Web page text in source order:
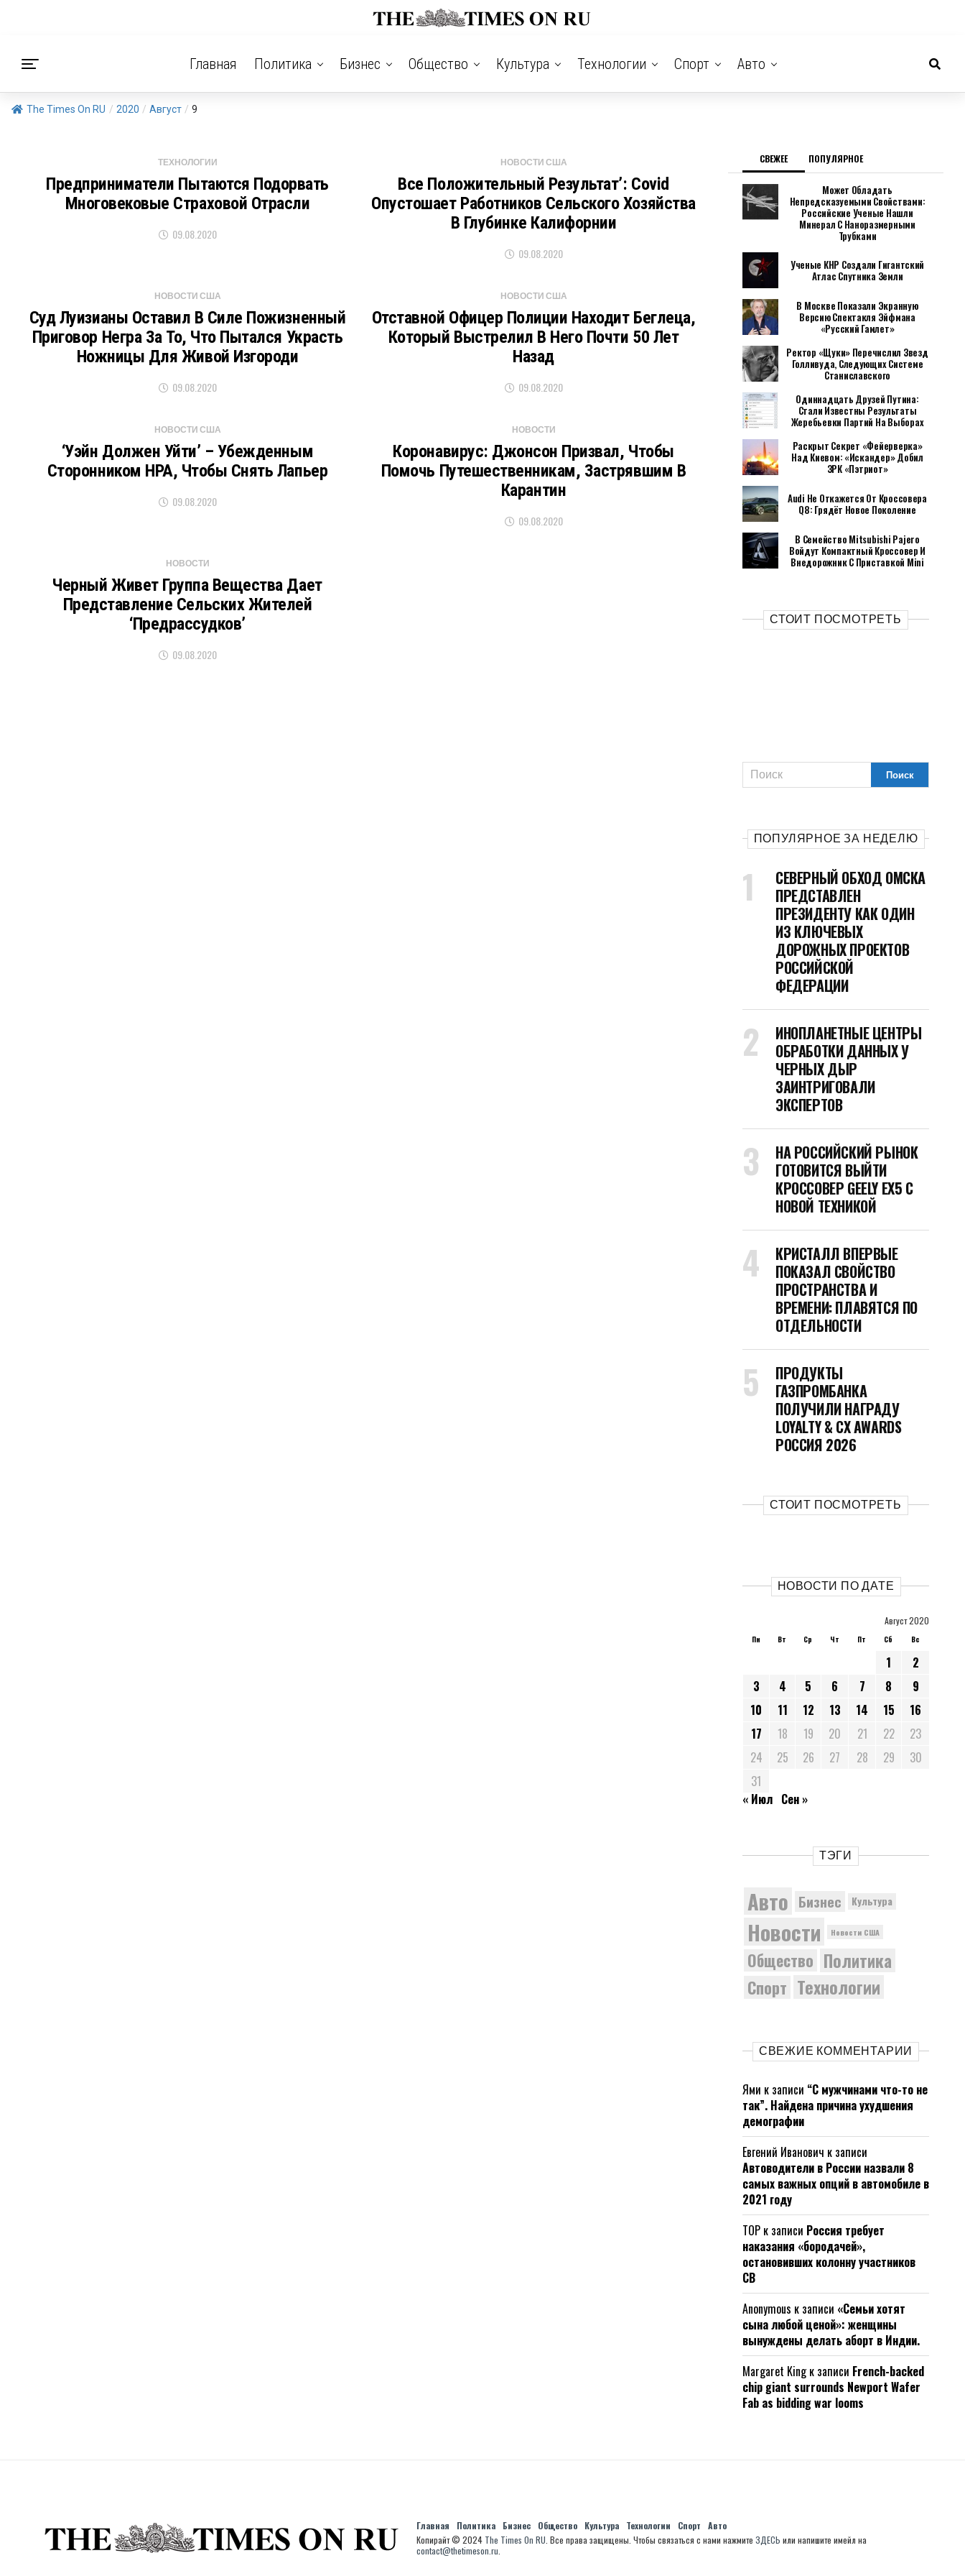
Главная Политика Бизнес Общество Культура Технологии Спорт Авто
The Times On RU / 2020 / Август / 9
ТЕХНОЛОГИИ
Предприниматели Пытаются Подорвать
Многовековые Страховой Отрасли
09.08.2020
НОВОСТИ США
Все Положительный Результат’: Covid
Опустошает Работников Сельского Хозяйства
В Глубинке Калифорнии
09.08.2020
НОВОСТИ США
Суд Луизианы Оставил В Силе Пожизненный
Приговор Негра За То, Что Пытался Украсть
Ножницы Для Живой Изгороди
09.08.2020
НОВОСТИ США
Отставной Офицер Полиции Находит Беглеца,
Который Выстрелил В Него Почти 50 Лет
Назад
09.08.2020
НОВОСТИ США
‘Уэйн Должен Уйти’ – Убежденным
Сторонником НРА, Чтобы Снять Лапьер
09.08.2020
НОВОСТИ
Коронавирус: Джонсон Призвал, Чтобы
Помочь Путешественникам, Застрявшим В
Карантин
09.08.2020
НОВОСТИ
Черный Живет Группа Вещества Дает
Представление Сельских Жителей
‘предрассудков’
09.08.2020
СВЕЖЕЕ ПОПУЛЯРНОЕ
Может Обладать
Непредсказуемыми Свойствами:
Российские Ученые Нашли
Минерал С Наноразмерными
Трубками
Ученые КНР Создали Гигантский
Атлас Спутника Земли
В Москве Показали Экранную
Версию Спектакля Эйфмана
«Русский Гамлет»
Ректор «Щуки» Перечислил Звезд
Голливуда, Следующих Системе
Станиславского
Одиннадцать Друзей Путина:
Стали Известны Результаты
Жеребьевки Партий На Выборах
Раскрыт Секрет «фейерверка»
Над Киевом: «Искандер» Добил
ЗРК «Пэтриот»
Audi Не Откажется От Кроссовера
Q8: Грядёт Новое Поколение
В Семейство Mitsubishi Pajero
Войдут Компактный Кроссовер И
Внедорожник С Приставкой Mini
СТОИТ ПОСМОТРЕТЬ
ПОПУЛЯРНОЕ ЗА НЕДЕЛЮ
СЕВЕРНЫЙ ОБХОД ОМСКА
ПРЕДСТАВЛЕН
ПРЕЗИДЕНТУ КАК ОДИН
ИЗ КЛЮЧЕВЫХ
ДОРОЖНЫХ ПРОЕКТОВ
РОССИЙСКОЙ
ФЕДЕРАЦИИ
ИНОПЛАНЕТНЫЕ ЦЕНТРЫ
ОБРАБОТКИ ДАННЫХ У
ЧЕРНЫХ ДЫР
ЗАИНТРИГОВАЛИ
ЭКСПЕРТОВ
НА РОССИЙСКИЙ РЫНОК
ГОТОВИТСЯ ВЫЙТИ
КРОССОВЕР GEELY EX5 С
НОВОЙ ТЕХНИКОЙ
КРИСТАЛЛ ВПЕРВЫЕ
ПОКАЗАЛ СВОЙСТВО
ПРОСТРАНСТВА И
ВРЕМЕНИ: ПЛАВЯТСЯ ПО
ОТДЕЛЬНОСТИ
ПРОДУКТЫ
ГАЗПРОМБАНКА
ПОЛУЧИЛИ НАГРАДУ
LOYALTY & CX AWARDS
РОССИЯ 2026
СТОИТ ПОСМОТРЕТЬ
НОВОСТИ ПО ДАТЕ
Август 2020
Пн Вт Ср Чт Пт Сб Вс
1
2
3
4 5 6 7 8
9
10
11 12 13 14 15
16
17
18 19 20 21 22
23
24
25 26 27 28 29
30
31
« Июл Сен »
ТЭГИ
Авто Бизнес Культура
Новости Новости США
Общество Политика
Спорт Технологии
СВЕЖИЕ КОММЕНТАРИИ
Ями к записи “С мужчинами что-то не
так”. Найдена причина ухудшения
демографии
Евгений Иванович к записи
Автоводители в России назвали 8
самых важных опций в автомобиле в
2021 году
ТОР к записи Россия требует
наказания «бородачей»,
остановивших колонну участников
СВ
Anonymous к записи «Семьи хотят
сына любой ценой»: женщины
вынуждены делать аборт в Индии.
Margaret Kingк записи French-backed
chip giant surrounds Newport Wafer
Fab as bidding war looms
Главная Политика Бизнес Общество Культура Технологии Спорт
Авто
Копирайт © 2024 The Times On RU . Все права защищены. Чтобы связаться с нами нажмите ЗДЕСЬ или напишите имейл на
contact@thetimeson.ru